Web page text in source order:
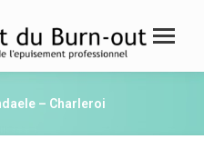
– Charleroi